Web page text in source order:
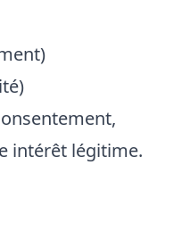
intérêt légitime.